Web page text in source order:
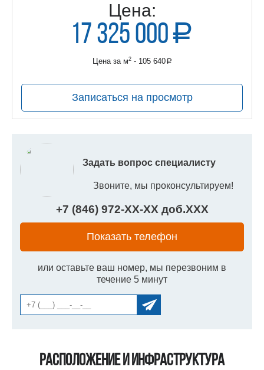
Цена:
17 325 000 a
руб.
Цена за м2- 105 640a
Записаться на просмотр
Задать вопрос специалисту
Звоните, мы проконсультируем!
+7 (846) 972-XX-XX доб.XXX
Показать телефон
или оставьте ваш номер, мы перезвоним в
течение 5 минут
Расположение и инфраструктура